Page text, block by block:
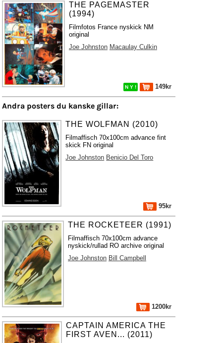
THE PAGEMASTER
(1994)
Filmfotos France nyskick NM
original
Joe Johnston Macaulay Culkin
N Y ! 149kr
Andra posters du kanske gillar:
THE WOLFMAN (2010)
Filmaffisch 70x100cm advance fint
skick FN original
Joe Johnston Benicio Del Toro
95kr
THE ROCKETEER (1991)
Filmaffisch 70x100cm advance
nyskick/rullad RO archive original
Joe Johnston Bill Campbell
1200kr
CAPTAIN AMERICA THE
FIRST AVEN... (2011)